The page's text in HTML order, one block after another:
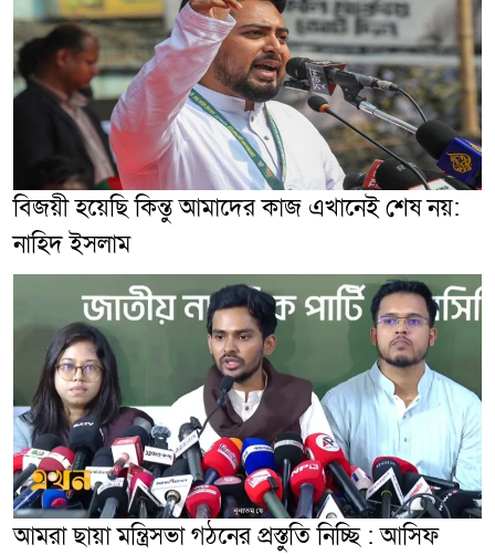
বিজয়ী হয়েছি কিন্তু আমাদের কাজ এখানেই শেষ নয়:
নাহিদ ইসলাম
আমরা ছায়া মন্ত্রিসভা গঠনের প্রস্তুতি নিচ্ছি : আসিফ